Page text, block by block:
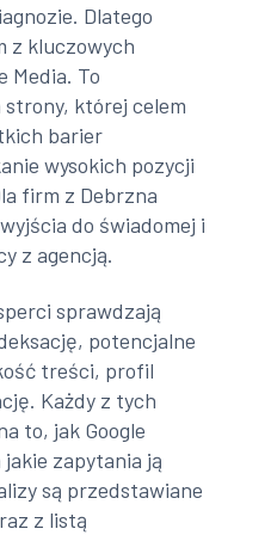
Dlatego
z kluczowych
Media. To
której celem
barier
wysokich pozycji
firm z Debrzna
do świadomej i
z agencją.
sprawdzają
potencjalne
treści, profil
Każdy z tych
to, jak Google
zapytania ją
są przedstawiane
z listą